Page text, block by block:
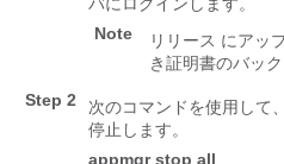
Note
リリース にアッ
き証明書のバッ
Step 2
次のコマンドを使用して
停止します。
appmgr stop all